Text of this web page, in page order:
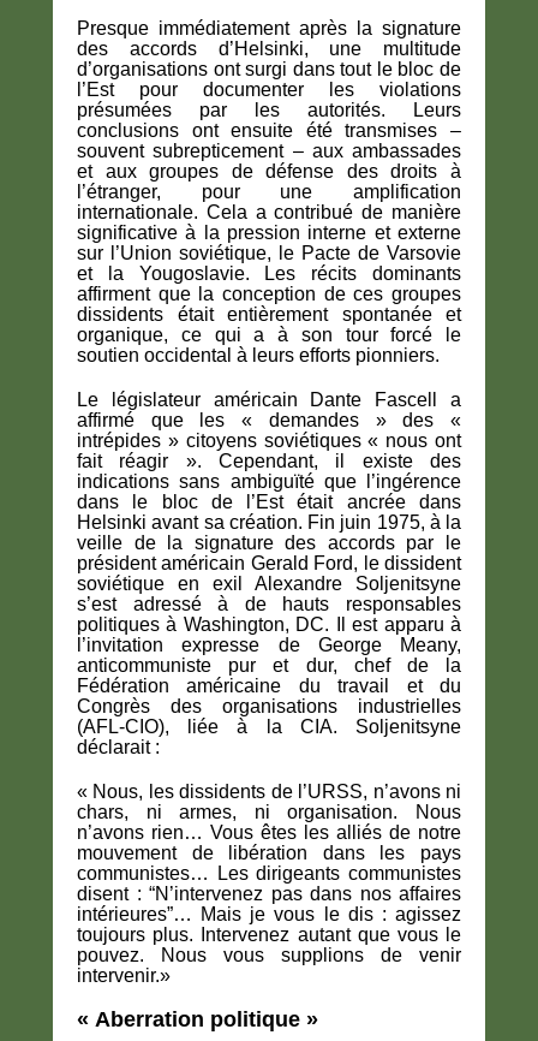
Presque immédiatement après la signature
des accords d’Helsinki, une multitude
d’organisations ont surgi dans tout le bloc de
l’Est pour documenter les violations
présumées par les autorités. Leurs
conclusions ont ensuite été transmises –
souvent subrepticement – ​​aux ambassades
et aux groupes de défense des droits à
l’étranger, pour une amplification
internationale. Cela a contribué de manière
significative à la pression interne et externe
sur l’Union soviétique, le Pacte de Varsovie
et la Yougoslavie. Les récits dominants
affirment que la conception de ces groupes
dissidents était entièrement spontanée et
organique, ce qui a à son tour forcé le
soutien occidental à leurs efforts pionniers.
Le législateur américain Dante Fascell a
affirmé que les « demandes » des «
intrépides » citoyens soviétiques « nous ont
fait réagir ». Cependant, il existe des
indications sans ambiguïté que l’ingérence
dans le bloc de l’Est était ancrée dans
Helsinki avant sa création. Fin juin 1975, à la
veille de la signature des accords par le
président américain Gerald Ford, le dissident
soviétique en exil Alexandre Soljenitsyne
s’est adressé à de hauts responsables
politiques à Washington, DC. Il est apparu à
l’invitation expresse de George Meany,
anticommuniste pur et dur, chef de la
Fédération américaine du travail et du
Congrès des organisations industrielles
(AFL-CIO), liée à la CIA. Soljenitsyne
déclarait :
« Nous, les dissidents de l’URSS, n’avons ni
chars, ni armes, ni organisation. Nous
n’avons rien… Vous êtes les alliés de notre
mouvement de libération dans les pays
communistes… Les dirigeants communistes
disent : “N’intervenez pas dans nos affaires
intérieures”… Mais je vous le dis : agissez
toujours plus. Intervenez autant que vous le
pouvez. Nous vous supplions de venir
intervenir.»
« Aberration politique »